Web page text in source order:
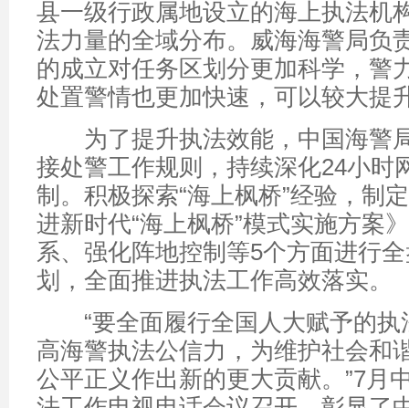
县一级行政属地设立的海上执法机
法力量的全域分布。威海海警局负
的成立对任务区划分更加科学，警
处置警情也更加快速，可以较大提
为了提升执法效能，中国海警
接处警工作规则，持续深化24小时
制。积极探索“海上枫桥”经验，制
进新时代“海上枫桥”模式实施方案
系、强化阵地控制等5个方面进行
划，全面推进执法工作高效落实。
“要全面履行全国人大赋予的执
高海警执法公信力，为维护社会和
公平正义作出新的更大贡献。”7月